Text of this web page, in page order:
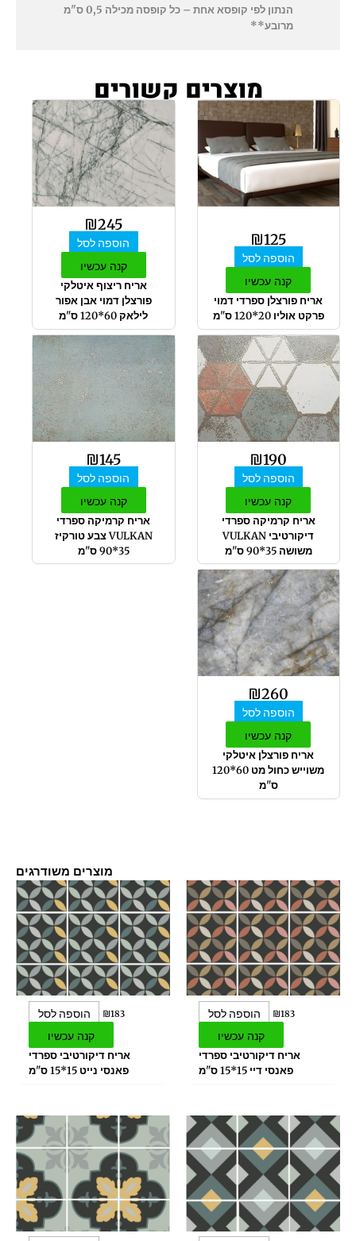
הנתון לפי קופסא אחת – כל קופסה מכילה 0,5 ס"מ
מרובע**
מוצרים קשורים
₪125
הוספה לסל
קנה עכשיו
אריח פורצלן ספרדי דמוי
פרקט אוליו 20*120 ס"מ
₪245
הוספה לסל
קנה עכשיו
אריח ריצוף איטלקי
פורצלן דמוי אבן אפור
לילאק 60*120 ס"מ
₪190
הוספה לסל
קנה עכשיו
אריח קרמיקה ספרדי
דיקורטיבי VULKAN
משושה 35*90 ס"מ
₪145
הוספה לסל
קנה עכשיו
אריח קרמיקה ספרדי
VULKAN צבע טורקיז
35*90 ס"מ
₪260
הוספה לסל
קנה עכשיו
אריח פורצלן איטלקי
משוייש כחול מט 60*120
ס"מ
מוצרים משודרגים
₪183 הוספה לסל
קנה עכשיו
אריח דיקורטיבי ספרדי
פאנסי דיי 15*15 ס"מ
₪183 הוספה לסל
קנה עכשיו
אריח דיקורטיבי ספרדי
פאנסי נייט 15*15 ס"מ